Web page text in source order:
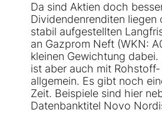
Da sind Aktien doch
Dividendenrenditen
stabil aufgestellten
an Gazprom Neft (WKN:
kleinen Gewichtung
ist aber auch mit
allgemein. Es gibt noch
Zeit. Beispiele sind hier
Datenbanktitel Novo